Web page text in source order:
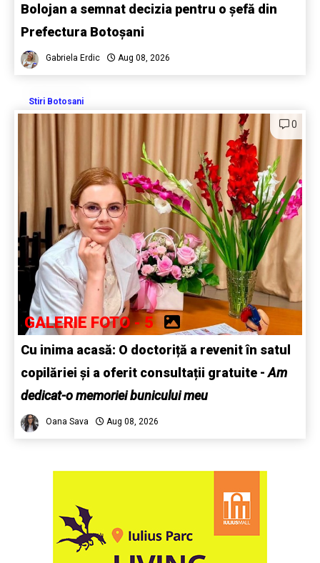
Bolojan a semnat decizia pentru o șefă din
Prefectura Botoșani
Gabriela Erdic Aug 08, 2026
Stiri Botosani
0
GALERIE FOTO - 5
Cu inima acasă: O doctoriță a revenit în satul
copilăriei și a oferit consultații gratuite -Am
dedicat-o memoriei bunicului meu
Oana Sava Aug 08, 2026